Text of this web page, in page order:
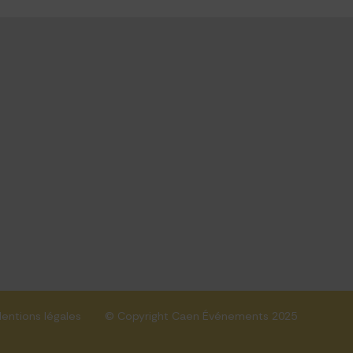
légales © Copyright Caen Événements 2025